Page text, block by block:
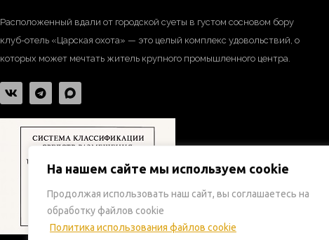
На нашем сайте мы используем cookie
Продолжая использовать наш сайт, вы соглашаетесь на
обработку файлов cookie
Политика использования файлов cookie
Расположенный вдали от городской суеты в густом сосновом бору
клуб-отель «Царская охота» — это целый комплекс удовольствий, о
которых может мечтать житель крупного промышленного центра.